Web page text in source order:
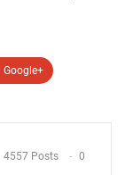
Google+
4557 Posts 0